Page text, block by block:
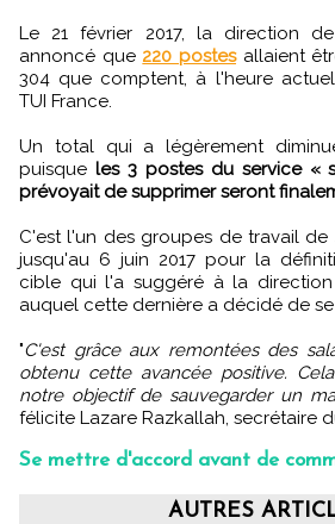
Le 21 février 2017, la direction
annoncé que 220 postesallaient
304 que comptent, à l'heure
TUI France.
Un total qui a légèrement
puisque les 3 postes du service «
prévoyait de supprimer seront
C'est l'un des groupes de travail de
jusqu'au 6 juin 2017 pour la
cible qui l'a suggéré à la
auquel cette dernière a décidé de se
"C'est grâce aux remontées des
obtenu cette avancée positive.
notre objectif de sauvegarder un
félicite Lazare Razkallah, secrétaire
Se mettre d'accord avant de
AUTRES